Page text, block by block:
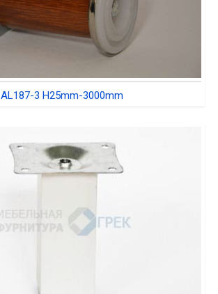
AL187-3 H25mm-3000mm